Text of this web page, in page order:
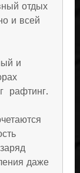
отдых
и всей
и
рафтинг.
даже